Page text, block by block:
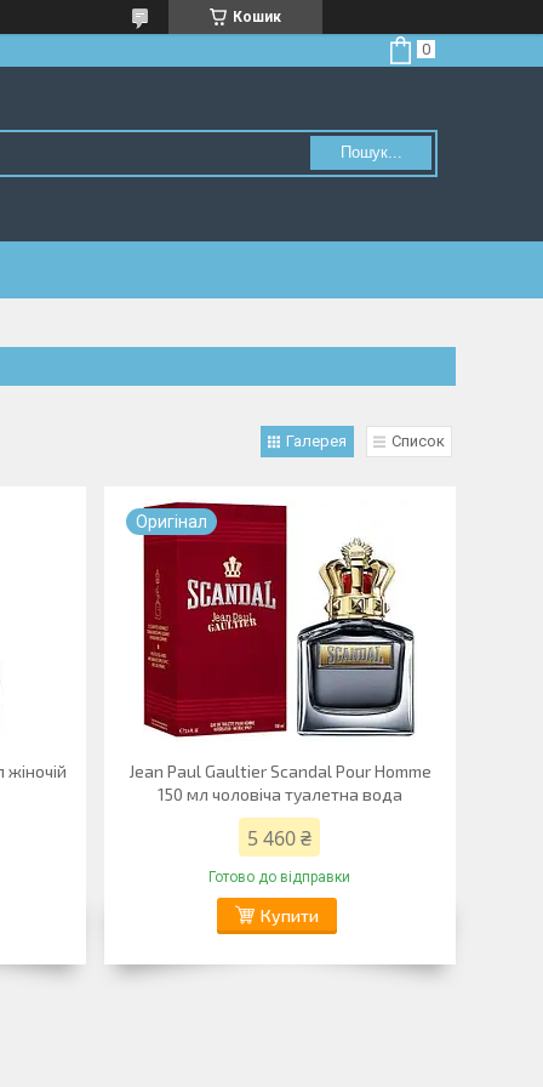
Кошик
Пошук...
Галерея Список
Оригiнал
Jean Paul Gaultier Scandal Pour Homme
150 мл чоловіча туалетна вода
5 460 ₴
Готово до відправки
Купити